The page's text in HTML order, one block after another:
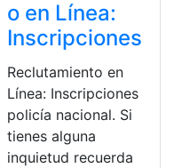
o en Línea:
Inscripciones
Reclutamiento en
Línea: Inscripciones
policía nacional. Si
tienes alguna
inquietud recuerda